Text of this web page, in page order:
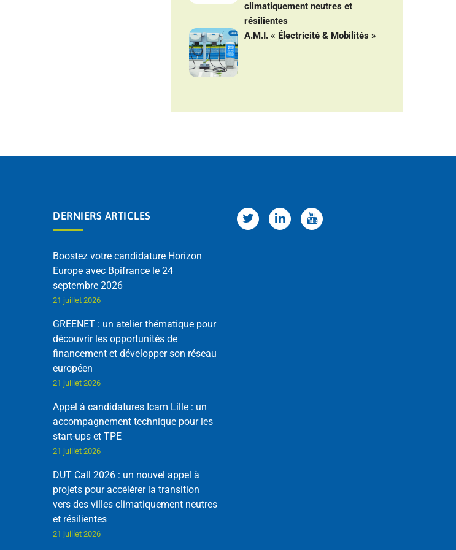
climatiquement neutres et
résilientes
A.M.I. « Électricité & Mobilités »
DERNIERS ARTICLES
Boostez votre candidature Horizon
Europe avec Bpifrance le 24
septembre 2026
21 juillet 2026
GREENET : un atelier thématique pour
découvrir les opportunités de
financement et développer son réseau
européen
21 juillet 2026
Appel à candidatures Icam Lille : un
accompagnement technique pour les
start-ups et TPE
21 juillet 2026
DUT Call 2026 : un nouvel appel à
projets pour accélérer la transition
vers des villes climatiquement neutres
et résilientes
21 juillet 2026